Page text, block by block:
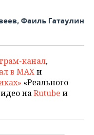
Фаиль Гатаулин
канал,
в MAXи
«Реального
наRutube и